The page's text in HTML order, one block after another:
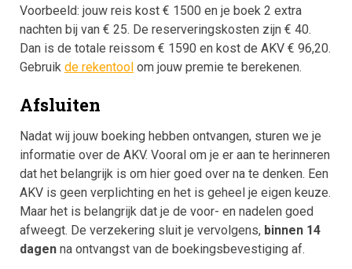
Voorbeeld: jouw reis kost € 1500 en je boek 2 extra
nachten bij van € 25. De reserveringskosten zijn € 40.
Dan is de totale reissom € 1590 en kost de AKV € 96,20.
Gebruik de rekentool om jouw premie te berekenen.
Afsluiten
Nadat wij jouw boeking hebben ontvangen, sturen we je
informatie over de AKV. Vooral om je er aan te herinneren
dat het belangrijk is om hier goed over na te denken. Een
AKV is geen verplichting en het is geheel je eigen keuze.
Maar het is belangrijk dat je de voor- en nadelen goed
afweegt. De verzekering sluit je vervolgens, binnen 14
dagen na ontvangst van de boekingsbevestiging af.